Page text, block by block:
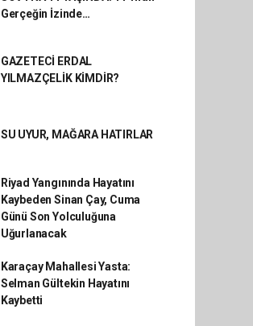
Gerçeğin İzinde…
GAZETECİ ERDAL
YILMAZÇELİK KİMDİR?
SU UYUR, MAĞARA HATIRLAR
Riyad Yangınında Hayatını
Kaybeden Sinan Çay, Cuma
Günü Son Yolculuğuna
Uğurlanacak
Karaçay Mahallesi Yasta:
Selman Gültekin Hayatını
Kaybetti